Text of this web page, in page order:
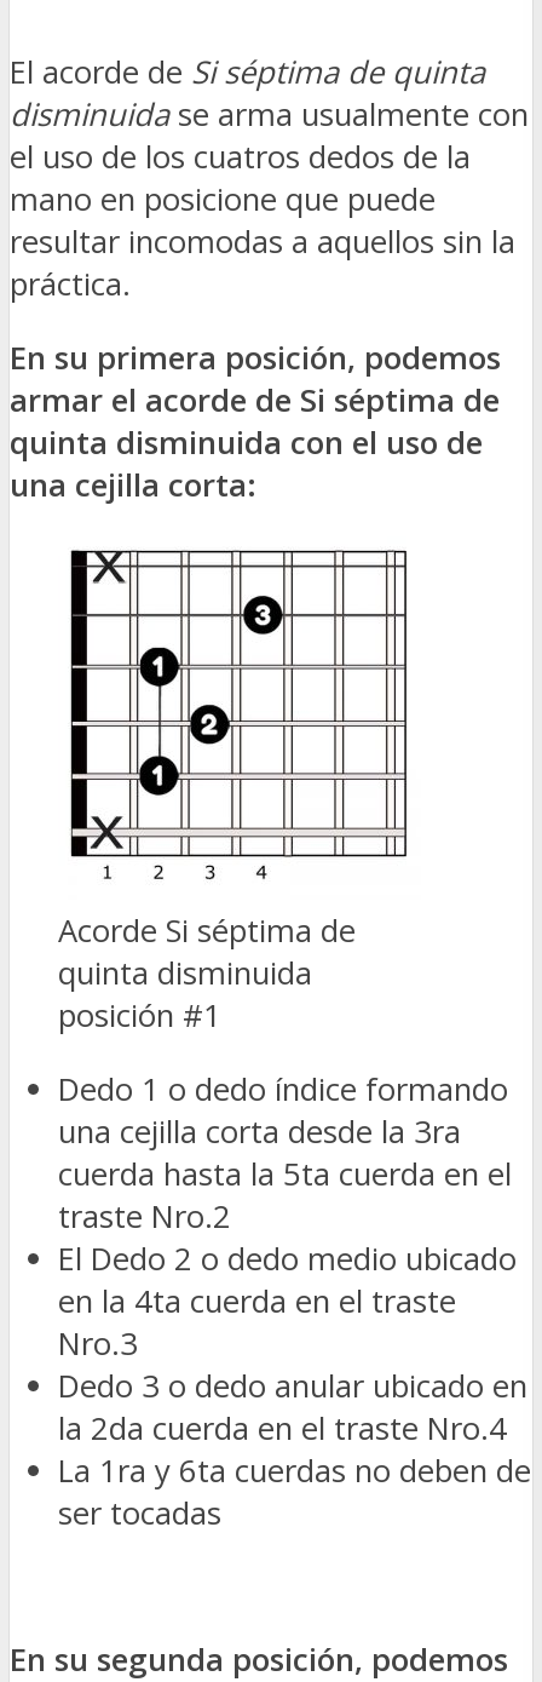
El acorde de Si séptima de quinta
disminuidase arma usualmente con
el uso de los cuatros dedos de la
mano en posicione que puede
resultar incomodas a aquellos sin la
práctica.
En su primera posición, podemos
armar el acorde de Si séptima de
quinta disminuida con el uso de
una cejilla corta:
Acorde Si séptima de
quinta disminuida
posición #1
Dedo 1 o dedo índice formando
una cejilla corta desde la 3ra
cuerda hasta la 5ta cuerda en el
traste Nro.2
El Dedo 2 o dedo medio ubicado
en la 4ta cuerda en el traste
Nro.3
Dedo 3 o dedo anular ubicado en
la 2da cuerda en el traste Nro.4
La 1ra y 6ta cuerdas no deben de
ser tocadas
En su segunda posición, podemos